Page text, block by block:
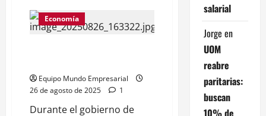
La
fábrica
de
de
Campana
despidió
Economía
Equipo Mundo Empresarial
26 de agosto de 2025
1
Durante el gobierno de
salarial
Jorge en
UOM
reabre
paritarias:
buscan
10% de